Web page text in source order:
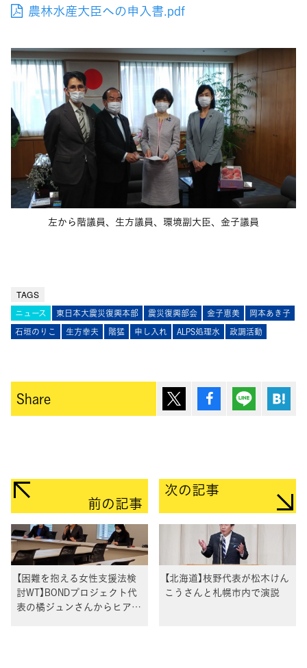
農林水産大臣への申入書.pdf
左から階議員、生方議員、環境副大臣、金子議員
TAGS
ニュース 東日本大震災復興本部 震災復興部会 金子恵美
岡本あき子
石垣のりこ
生方幸夫 階猛 申し入れ ALPS処理水 政調活動
Share ポスト シェア Lineで送
前の記事
【困難を抱える女性支援法検
討WT】BONDプロジェクト代
表の橘ジュンさんからヒアリ
次の記事
【北海道】枝野代表が松木けん
こうさんと札幌市内で演説